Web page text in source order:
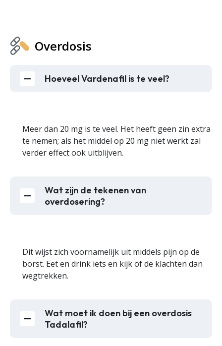
Overdosis
Hoeveel Vardenafil is te veel?
Meer dan 20 mg is te veel. Het heeft geen zin extra
te nemen; als het middel op 20 mg niet werkt zal
verder effect ook uitblijven.
Wat zijn de tekenen van
overdosering?
Dit wijst zich voornamelijk uit middels pijn op de
borst. Eet en drink iets en kijk of de klachten dan
wegtrekken.
Wat moet ik doen bij een overdosis
Tadalafil?